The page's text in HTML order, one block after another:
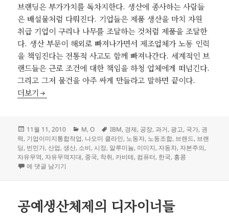
브랜딩은 부가가치를 독차지한다. 생산에 종사하는 사람들
은 배설물처럼 다뤄진다. 기업들은 제품 생산을 마치 자원
취급 기업이 구리나 나무를 조달하는 것처럼 제품을 조달한
다. 생산 부문이 해외로 빠져나가면서 제조업체가 노동 인력
을 책임진다는 전통적 사고도 함께 빠져나간다. 세계적인 브
랜드들은 근로 조건에 대한 책임을 하청 업체에게 떠넘긴다.
그리고 그저 물건을 아주 싸게 만들라고 말하면 끝이다.
No Logo: 공장 폐쇄
더보기
작
성
일
자
11월 11, 2010
카
테
고
리
M,O
태
그
IBM, 경제, 공장,과거, 광고, 국가, 권
력, 기업이미지통합작업, 나오미 클라인, 노동자, 노동조합, 브랜드, 브랜
딩, 빈민가,산업,생산, 소비, 시장, 알루미늄, 이미지, 자동차, 자본주의,
자유무역, 자유무역지대, 중국, 착취, 카비테, 컴퓨터, 한국, 홍콩
No Logo: 공장 폐쇄
에 댓글 남기기
공예생산체제의 디자이너들